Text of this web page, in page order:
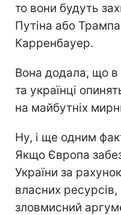
то вони будуть
Путіна або
Карренбауер.
Вона додала, що в
та українці
на майбутніх
Ну, і ще одним
Якщо Європа
України за
власних
зловмисний